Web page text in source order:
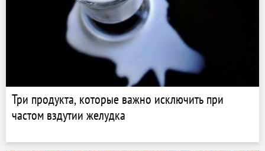
Три продукта, которые важно исключить при
частом вздутии желудка